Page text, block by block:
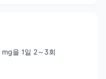
을 1일 2～3회